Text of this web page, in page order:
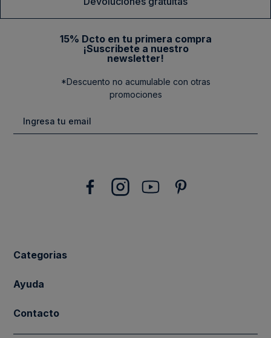
15% Dcto en tu primera compra
¡Suscribete a nuestro
newsletter!
*Descuento no acumulable con otras
promociones
Categorias
New Arrivals
Ayuda
Cuidado de la Ropa
Contacto